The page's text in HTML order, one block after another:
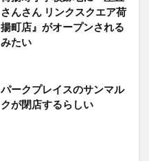
さんさん リンクスクエア荷
揚町店』がオープンされる
みたい
パークプレイスのサンマル
クが閉店するらしい